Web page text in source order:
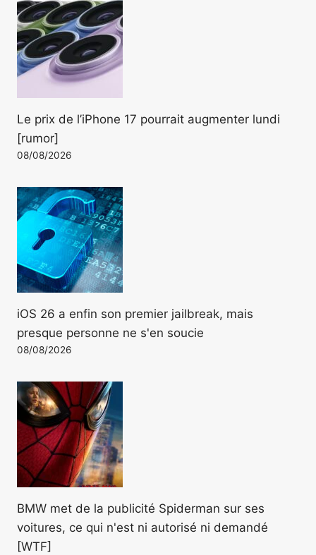
Le prix de l’iPhone 17 pourrait augmenter lundi
[rumor]
08/08/2026
iOS 26 a enfin son premier jailbreak, mais
presque personne ne s'en soucie
08/08/2026
BMW met de la publicité Spiderman sur ses
voitures, ce qui n'est ni autorisé ni demandé
[WTF]